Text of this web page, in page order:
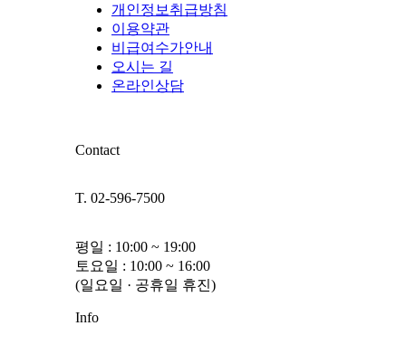
개인정보취급방침
이용약관
비급여수가안내
오시는 길
온라인상담
Contact
T. 02-596-7500
평일 : 10:00 ~ 19:00
토요일 : 10:00 ~ 16:00
(일요일 · 공휴일 휴진)
Info